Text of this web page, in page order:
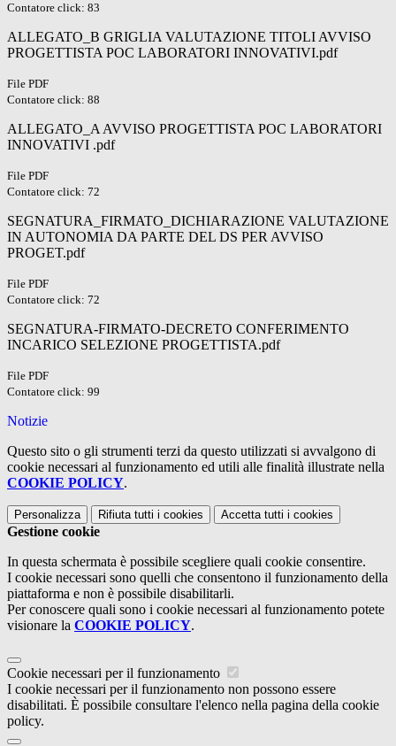
Contatore click: 83
ALLEGATO_B GRIGLIA VALUTAZIONE TITOLI AVVISO
PROGETTISTA POC LABORATORI INNOVATIVI.pdf
File PDF
Contatore click: 88
ALLEGATO_A AVVISO PROGETTISTA POC LABORATORI
INNOVATIVI .pdf
File PDF
Contatore click: 72
SEGNATURA_FIRMATO_DICHIARAZIONE VALUTAZIONE
IN AUTONOMIA DA PARTE DEL DS PER AVVISO
PROGET.pdf
File PDF
Contatore click: 72
SEGNATURA-FIRMATO-DECRETO CONFERIMENTO
INCARICO SELEZIONE PROGETTISTA.pdf
File PDF
Contatore click: 99
Notizie
Questo sito o gli strumenti terzi da questo utilizzati si avvalgono di
cookie necessari al funzionamento ed utili alle finalità illustrate nella
COOKIE POLICY.
Personalizza Rifiuta tutti i cookies Accetta tutti i cookies
Gestione cookie
In questa schermata è possibile scegliere quali cookie consentire.
I cookie necessari sono quelli che consentono il funzionamento della
piattaforma e non è possibile disabilitarli.
Per conoscere quali sono i cookie necessari al funzionamento potete
visionare la COOKIE POLICY.
Cookie necessari per il funzionamento
I cookie necessari per il funzionamento non possono essere
disabilitati. È possibile consultare l'elenco nella pagina della cookie
policy.